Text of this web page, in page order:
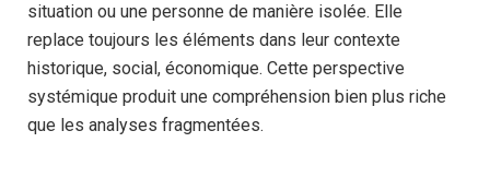
situation ou une personne de manière isolée. Elle
replace toujours les éléments dans leur contexte
historique, social, économique. Cette perspective
systémique produit une compréhension bien plus riche
que les analyses fragmentées.